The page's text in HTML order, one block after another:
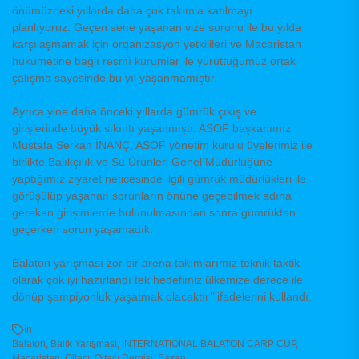
önümüzdeki yıllarda daha çok takımla katılmayı
planlıyoruz. Geçen sene yaşanan vize sorunu ile bu yılda
karşılaşmamak için organizasyon yetkilileri ve Macaristan
hükümetine bağlı resmî kurumlar ile yürüttüğümüz ortak
çalışma sayesinde bu yıl yaşanmamıştır.
Ayrıca yine daha önceki yıllarda gümrük çıkış ve
girişlerinde büyük sıkıntı yaşanmıştı. ASOF başkanımız
Mustafa Serkan İNANÇ, ASOF yönetim kurulu üyelerimiz ile
birlikte Balıkçılık ve Su Ürünleri Genel Müdürlüğüne
yaptığımız ziyaret neticesinde ilgili gümrük müdürlükleri ile
görüşülüp yaşanan sorunların önüne geçebilmek adına
gereken girişimlerde bulunulmasından sonra gümrükten
geçerken sorun yaşamadık.
Balaton yarışması zor bir arena takımlarımız teknik taktik
olarak çok iyi hazırlandı tek hedefimiz ülkemize derece ile
dönüp şampiyonluk yaşatmak olacaktır’’ ifadelerini kullandı.
In
Balaton, Balık Yarışması, INTERNATIONAL BALATON CARP CUP,